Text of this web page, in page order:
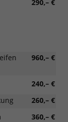
290,– €
960,– €
240,– €
260,– €
360,– €